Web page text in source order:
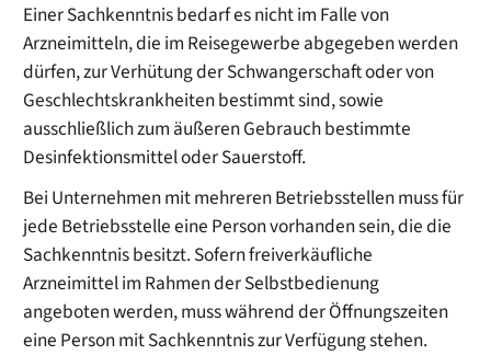
Einer Sachkenntnis bedarf es nicht im Falle von
Arzneimitteln, die im Reisegewerbe abgegeben werden
dürfen, zur Verhütung der Schwangerschaft oder von
Geschlechtskrankheiten bestimmt sind, sowie
ausschließlich zum äußeren Gebrauch bestimmte
Desinfektionsmittel oder Sauerstoff.
Bei Unternehmen mit mehreren Betriebsstellen muss für
jede Betriebsstelle eine Person vorhanden sein, die die
Sachkenntnis besitzt. Sofern freiverkäufliche
Arzneimittel im Rahmen der Selbstbedienung
angeboten werden, muss während der Öffnungszeiten
eine Person mit Sachkenntnis zur Verfügung stehen.